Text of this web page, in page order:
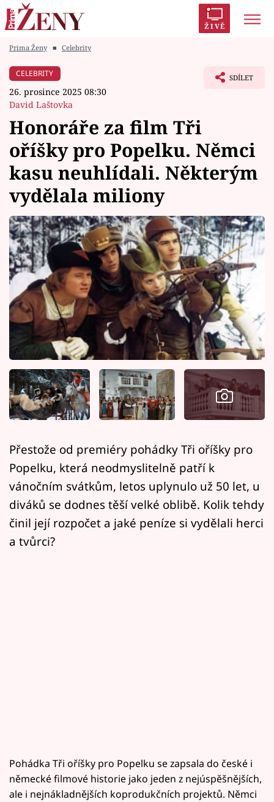
ŽIVĚ
Módní alarm
Témata
Celebrity
Vztahy
Seriály
Horoskopy
Sledujte prima+
Filmový festival Karlovy Vary
Pořady
Mámy sobě
Sledujte nás
Prima Ženy ■ Celebrity
CELEBRITY
26. prosince 2025 08:30
David Laštovka
SDÍLET
Honoráře za film Tři
oříšky pro Popelku. Němci
kasu neuhlídali. Některým
vydělala miliony
Přestože od premiéry pohádky Tři oříšky pro
Popelku, která neodmyslitelně patří k
vánočním svátkům, letos uplynulo už 50 let, u
diváků se dodnes těší velké oblibě. Kolik tehdy
činil její rozpočet a jaké peníze si vydělali herci
a tvůrci?
Pohádka Tři oříšky pro Popelku se zapsala do české i
německé filmové historie jako jeden z nejúspěšnějších,
ale i nejnákladnějších koprodukčních projektů. Němci